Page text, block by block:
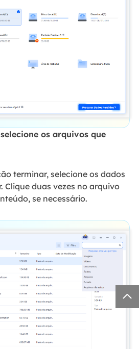
os arquivos que
terminar, selecione os dados
Clique duas vezes no arquivo
se necessário.
